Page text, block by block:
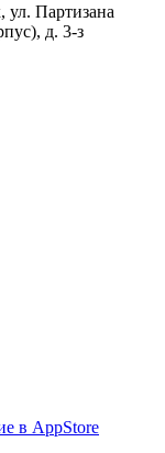
ул. Партизана
д. 3-з